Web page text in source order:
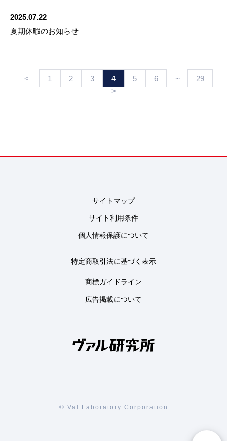
2025.07.22
夏期休暇のお知らせ
< 1 2 3 4 5 6 ···
29
>
サイトマップ
サイト利用条件
個人情報保護について
特定商取引法に基づく表示
商標ガイドライン
広告掲載について
© Val Laboratory Corporation